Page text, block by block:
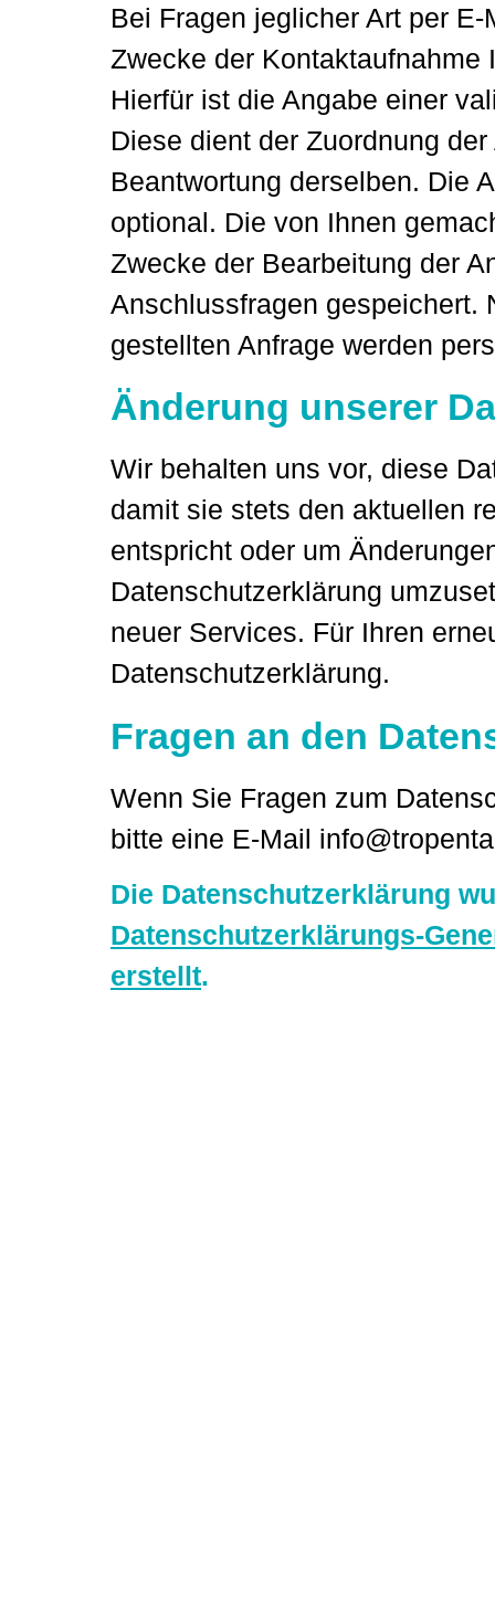
Bei Fragen jeglicher Art per
Zwecke der
Hierfür ist die Angabe einer
Diese dient der Zuordnung
Beantwortung derselben. Die
optional. Die von Ihnen
Zwecke der Bearbeitung der
Anschlussfragen gespeichert.
gestellten Anfrage werden
Änderung unserer
Wir behalten uns vor, diese
damit sie stets den aktuellen
entspricht oder um
Datenschutzerklärung
neuer Services. Für Ihren
Datenschutzerklärung.
Fragen an den
Wenn Sie Fragen zum
bitte eine E-Mail
Die Datenschutzerklärung
Datenschutzerklärungs-
erstellt.